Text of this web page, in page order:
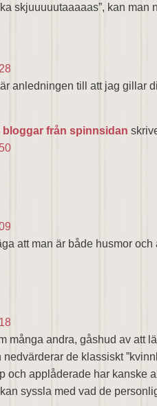
skjuuuuutaaaaas”, kan
anledningen till att jag gillar
bloggar från spinnsidan
att man är både husmor
många andra, gåshud av att
nedvärderar de klassiskt
och applåderade har kanske
syssla med vad de